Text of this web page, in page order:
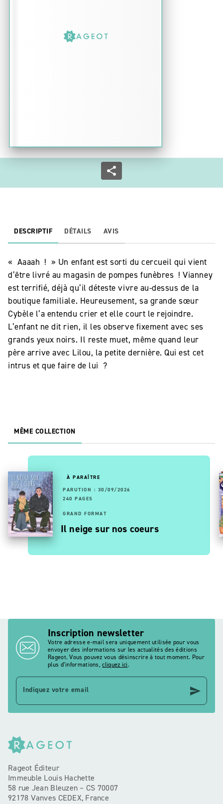
DESCRIPTIF DÉTAILS AVIS
« Aaaah ! » Un enfant est sorti du cercueil qui vient
d’être livré au magasin de pompes funèbres ! Vianney
est terrifié, déjà qu’il déteste vivre au-dessus de la
boutique familiale. Heureusement, sa grande sœur
Cybèle l’a entendu crier et elle court le rejoindre.
L’enfant ne dit rien, il les observe fixement avec ses
grands yeux noirs. Il reste muet, même quand leur
père arrive avec Lilou, la petite dernière. Qui est cet
intrus et que faire de lui ?
MÊME COLLECTION
À PARAÎTRE
PARUTION : 30/09/2026
240 PAGES
GRAND FORMAT
Il neige sur nos coeurs
Inscription newsletter
Votre adresse e-mail sera uniquement utilisée pour vous
envoyer des informations sur les actualités des éditions
Rageot. Vous pouvez vous désinscrire à tout moment. Pour
plus d’informations,cliquez ici.
Indiquez votre email send
Rageot Éditeur
Immeuble Louis Hachette
58 rue Jean Bleuzen – CS 70007
92178 Vanves CEDEX, France